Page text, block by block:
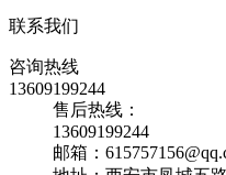
联系我们
咨询热线
13609199244
售后热线：
13609199244
邮箱：